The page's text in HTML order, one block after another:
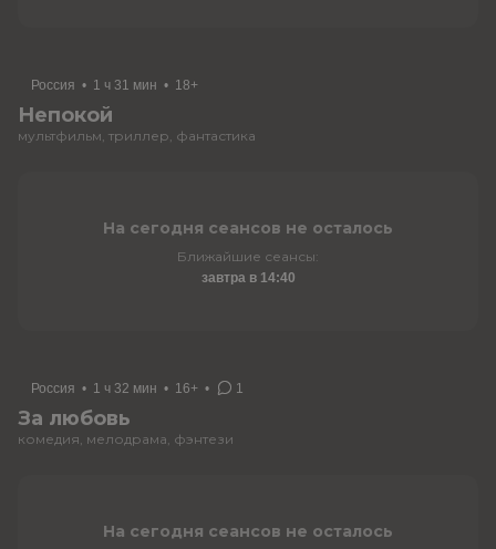
Россия • 1 ч 31 мин • 18+
Непокой
мультфильм, триллер, фантастика
На сегодня сеансов не осталось
Ближайшие сеансы:
завтра в 14:40
Россия • 1 ч 32 мин • 16+ • 1
За любовь
комедия, мелодрама, фэнтези
На сегодня сеансов не осталось